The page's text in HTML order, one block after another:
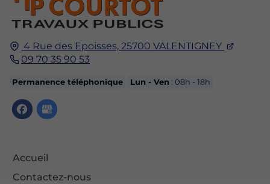
4 Rue des Epoisses, 25700 VALENTIGNEY
09 70 35 90 53
Permanence téléphonique Lun - Ven : 08h - 18h
Accueil
Contactez-nous